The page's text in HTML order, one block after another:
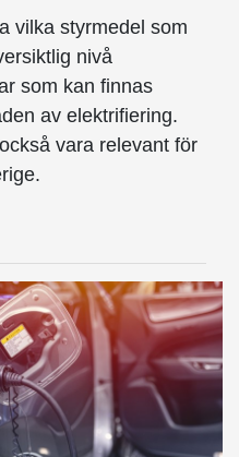
vilka styrmedel som
nivå
som kan finnas
av elektrifiering.
vara relevant för